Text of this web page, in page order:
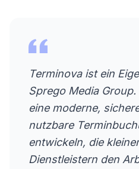
Terminova ist ein
Sprego Media
eine moderne,
nutzbare
entwickeln, die
Dienstleistern den